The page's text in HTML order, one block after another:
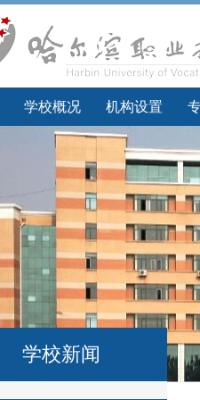
学校概况 机构设置
学校新闻